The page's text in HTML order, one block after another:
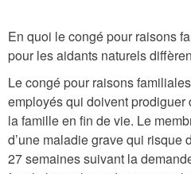
En quoi le congé pour raisons
pour les aidants naturels
Le congé pour raisons
employés qui doivent
la famille en fin de vie. Le
d’une maladie grave qui risque
27 semaines suivant la